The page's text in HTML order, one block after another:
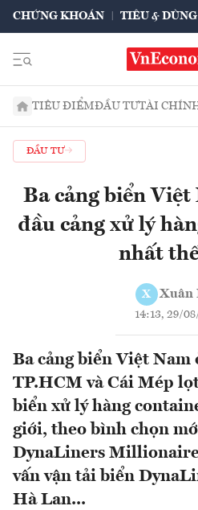
CHỨNG KHOÁN TIÊU & DÙNG
TIÊU ĐIỂMĐẦU TƯTÀI
ĐẦU TƯ
Ba cảng biển
đầu cảng xử lý
nhất
X Xuân
14:13, 29/
Ba cảng biển Việt Nam
TP.HCM và Cái Mép
biển xử lý hàng
giới, theo bình chọn
DynaLiners
vấn vận tải biển
Hà Lan...